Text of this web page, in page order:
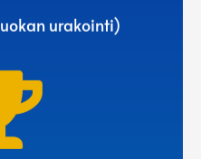
urakointi)